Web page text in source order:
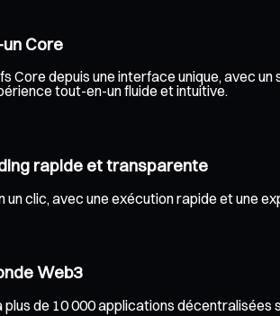
Core
Core depuis une interface unique, avec
tout-en-un fluide et intuitive.
rapide et transparente
clic, avec une exécution rapide et une
Web3
de 10 000 applications